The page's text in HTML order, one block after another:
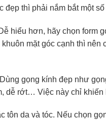
thì phải nắm bắt một
hiểu hơn, hãy chọn form
mặt góc cạnh thì
gọng kính đẹp như
dễ rớt… Việc này chỉ
tôn da và tóc. Nếu chọn